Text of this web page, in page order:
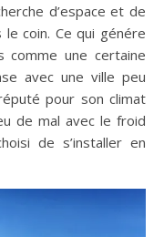
d’espace et de
coin. Ce qui génére
comme une certaine
avec une ville peu
pour son climat
de mal avec le froid
de s’installer en